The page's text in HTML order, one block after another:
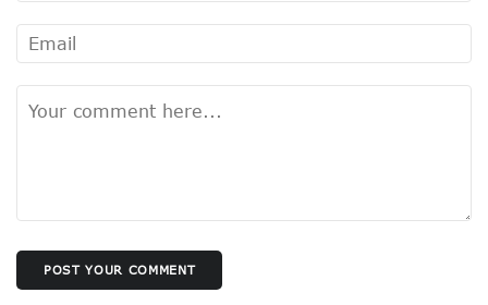
POST YOUR COMMENT